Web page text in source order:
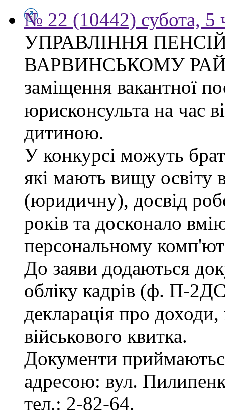
№ 22 (10442) субота, 5
УПРАВЛІННЯ
ВАРВИНСЬКОМУ
заміщення вакантної
юрисконсульта на час
дитиною.
У конкурсі можуть
які мають вищу освіту
(юридичну), досвід
років та досконало
персональному
До заяви додаються
обліку кадрів (ф. П-
декларація про доходи,
військового квитка.
Документи
адресою: вул.
тел.: 2-82-64.